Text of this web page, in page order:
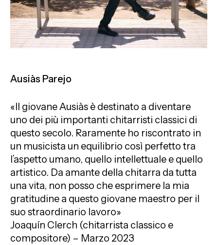
Ausiàs Parejo
«Il giovane Ausiàs è destinato a diventare
uno dei più importanti chitarristi classici di
questo secolo. Raramente ho riscontrato in
un musicista un equilibrio così perfetto tra
l’aspetto umano, quello intellettuale e quello
artistico. Da amante della chitarra da tutta
una vita, non posso che esprimere la mia
gratitudine a questo giovane maestro per il
suo straordinario lavoro»
Joaquín Clerch (chitarrista classico e
compositore) – Marzo 2023